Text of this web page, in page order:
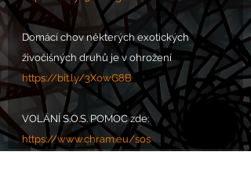
Domácí chov některých exotických
živočišných druhů je v ohrožení
https://bit.ly/3XowG8B
VOLÁNÍ S.O.S. POMOC zde:
https://www.chram.eu/sos